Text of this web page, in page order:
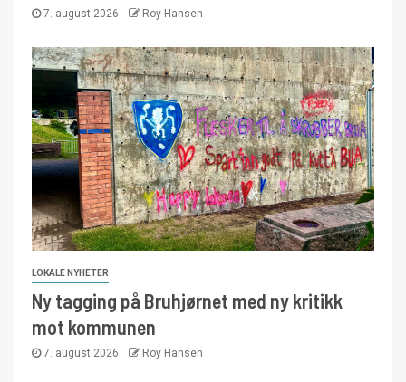
7. august 2026 Roy Hansen
LOKALE NYHETER
Ny tagging på Bruhjørnet med ny kritikk
mot kommunen
7. august 2026 Roy Hansen